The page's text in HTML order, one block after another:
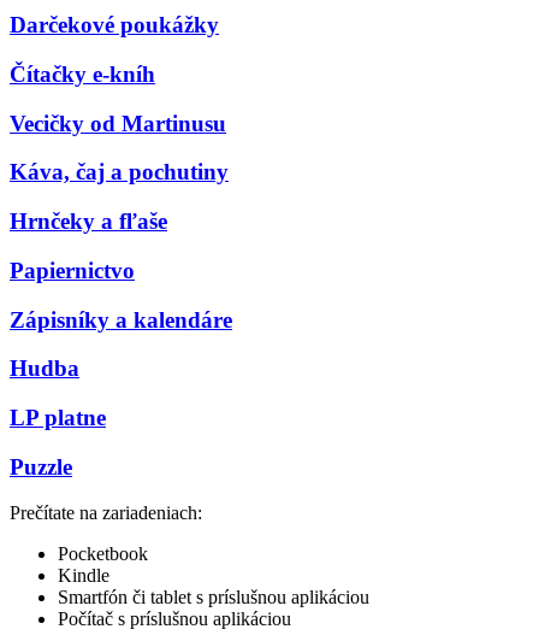
Darčekové poukážky
Čítačky e-kníh
Vecičky od Martinusu
Káva, čaj a pochutiny
Hrnčeky a fľaše
Papiernictvo
Zápisníky a kalendáre
Hudba
LP platne
Puzzle
Prečítate na zariadeniach:
Pocketbook
Kindle
Smartfón či tablet s príslušnou aplikáciou
Počítač s príslušnou aplikáciou